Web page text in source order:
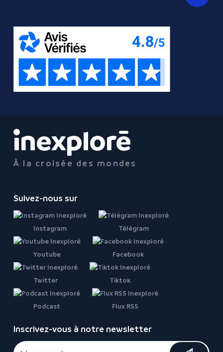
À la croisée des mondes
Suivez-nous sur
Instagram Télégram
Youtube Facebook
Twitter Tiktok
Podcast Flux RSS
Inscrivez-vous à notre newsletter